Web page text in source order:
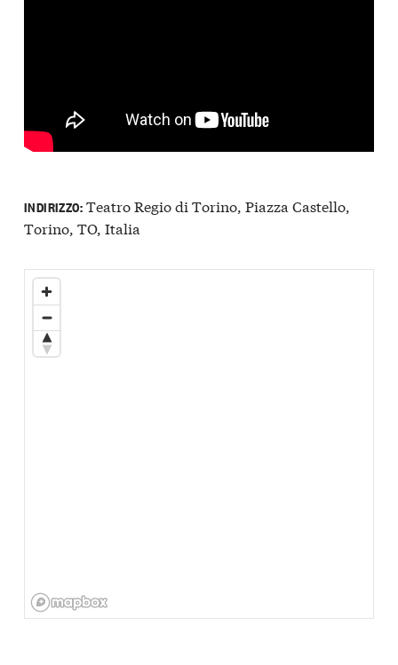
INDIRIZZO:Teatro Regio di Torino, Piazza Castello,
Torino, TO, Italia